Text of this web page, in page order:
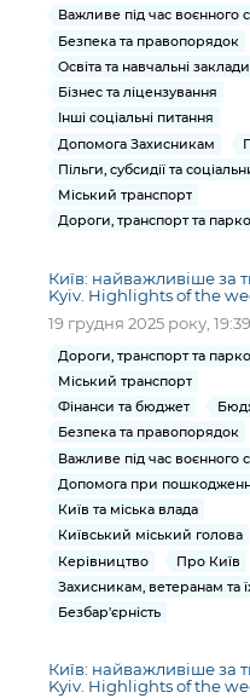
Важливе під час воєнного
Безпека та правопорядок
Освіта та навчальні заклади
Бізнес та ліцензування
Інші соціальні питання
Допомога Захисникам
Пільги, субсидії та
Міський транспорт
Дороги, транспорт та
Київ: найважливіше за
Kyiv. Highlights of the
19 грудня 2025 року, 19:39
Дороги, транспорт та
Міський транспорт
Фінанси та бюджет
Безпека та правопорядок
Важливе під час воєнного
Допомога при
Київ та міська влада
Київський міський голова
Керівництво
Про Київ
Захисникам, ветеранам та
Безбар'єрність
Київ: найважливіше за
Kyiv. Highlights of the